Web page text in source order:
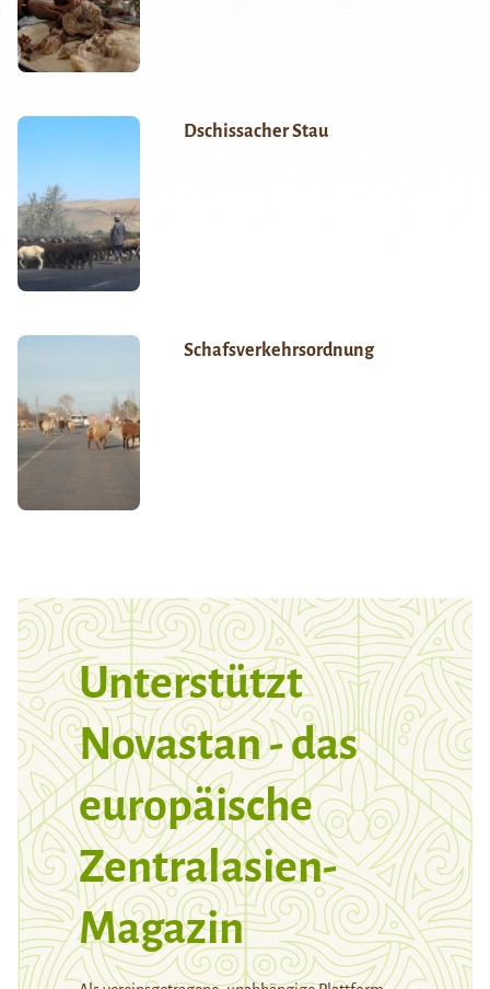
Dschissacher Stau
Schafsverkehrsordnung
Unterstützt
Novastan - das
europäische
Zentralasien-
Magazin